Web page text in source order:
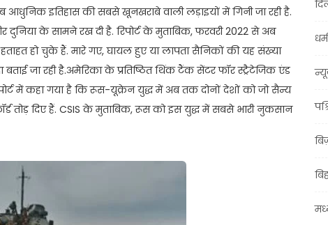
इतिहास की सबसे खूनखराबे वाली लड़ाइयों में गिनी जा रही है.
दुनिया के सामने रख दी है. रिपोर्ट के मुताबिक, फरवरी 2022 से अब
हो चुके हैं. मारे गए, घायल हुए या लापता सैनिकों की यह संख्या
बताई जा रही है.अमेरिका के प्रतिष्ठित थिंक टैंक सेंटर फॉर स्ट्रैटेजिक एंड
में कहा गया है कि रूस-यूक्रेन युद्ध में अब तक दोनों देशों को जो सैन्य
तोड़ दिए हैं. CSIS के मुताबिक, रूस को इस युद्ध में सबसे भारी नुकसान
धर्म